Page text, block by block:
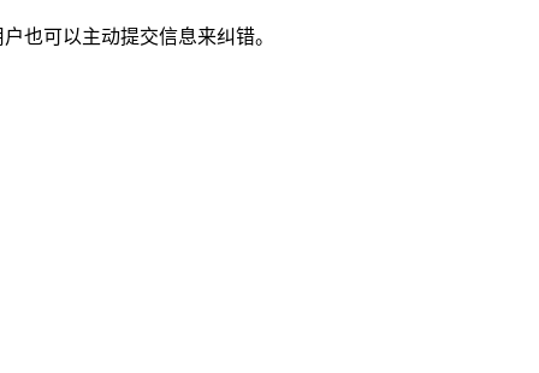
也可以主动提交信息来纠错。